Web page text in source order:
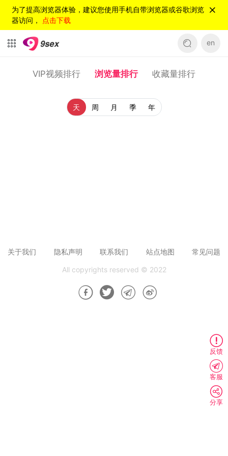
为了提高浏览器体验，建议您使用手机自带浏览器或谷歌浏览
器访问， 点击下载
en
VIP视频排行 浏览量排行 收藏量排行
天 周 月 季 年
反馈
客服
分享
关于我们 隐私声明 联系我们 站点地图 常见问题
All copyrights reserved © 2022